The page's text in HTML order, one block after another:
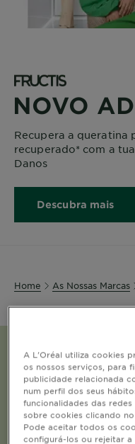
NOVO
Recupera a queratina
recuperado* com a
Danos
Descubra mais
Home As Nossas Marcas
A L'Oréal utiliza cookies
os nossos serviços, para
publicidade relacionada
num perfil dos seus
funcionalidades das
sobre cookies clicando
Pode aceitar todos os
configurá-los ou rejeitar